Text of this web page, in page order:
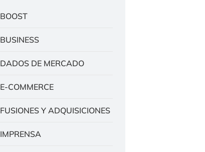
BOOST
BUSINESS
DADOS DE MERCADO
E-COMMERCE
FUSIONES Y ADQUISICIONES
IMPRENSA